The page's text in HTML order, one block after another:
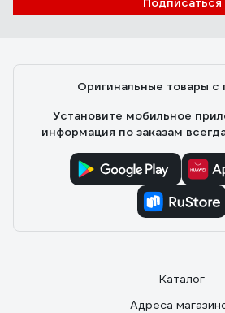
Денис Л.
после высыхания уже пятнами
Оригинальные товары с
Установите мобильное
информация по заказам
Каталог
Адреса